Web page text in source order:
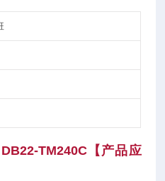
DB22-TM240C【 产品应